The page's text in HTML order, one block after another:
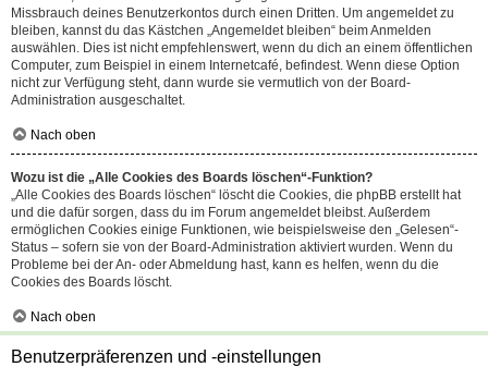
Missbrauch deines Benutzerkontos durch einen Dritten. Um angemeldet zu
bleiben, kannst du das Kästchen „Angemeldet bleiben“ beim Anmelden
auswählen. Dies ist nicht empfehlenswert, wenn du dich an einem öffentlichen
Computer, zum Beispiel in einem Internetcafé, befindest. Wenn diese Option
nicht zur Verfügung steht, dann wurde sie vermutlich von der Board-
Administration ausgeschaltet.
Nach oben
Wozu ist die „Alle Cookies des Boards löschen“-Funktion?
„Alle Cookies des Boards löschen“ löscht die Cookies, die phpBB erstellt hat
und die dafür sorgen, dass du im Forum angemeldet bleibst. Außerdem
ermöglichen Cookies einige Funktionen, wie beispielsweise den „Gelesen“-
Status – sofern sie von der Board-Administration aktiviert wurden. Wenn du
Probleme bei der An- oder Abmeldung hast, kann es helfen, wenn du die
Cookies des Boards löscht.
Nach oben
Benutzerpräferenzen und -einstellungen